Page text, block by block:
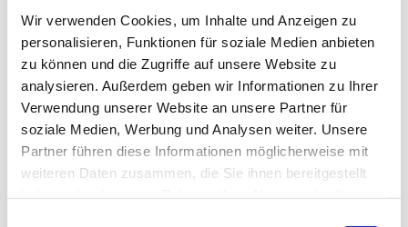
Wir verwenden Cookies, um Inhalte und Anzeigen zu
personalisieren, Funktionen für soziale Medien anbieten
zu können und die Zugriffe auf unsere Website zu
analysieren. Außerdem geben wir Informationen zu Ihrer
Verwendung unserer Website an unsere Partner für
soziale Medien, Werbung und Analysen weiter. Unsere
Partner führen diese Informationen möglicherweise mit
weiteren Daten zusammen, die Sie ihnen bereitgestellt
Stadt Bonn:
Schulzentrum Pennenfeld:
Neubau und Sanierung
Gesamtschule 2:
Sanierung